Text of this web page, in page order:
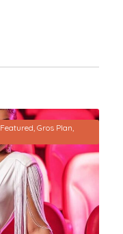
Featured, Gros Plan,